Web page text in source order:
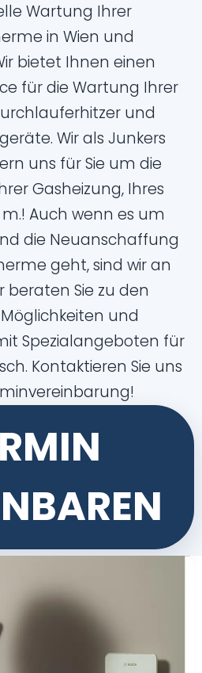
Wartung Ihrer
in Wien und
bietet Ihnen einen
für die Wartung Ihrer
und
Wir als Junkers
uns für Sie um die
Gasheizung, Ihres
Auch wenn es um
die Neuanschaffung
geht, sind wir an
beraten Sie zu den
und
Spezialangeboten für
Kontaktieren Sie uns